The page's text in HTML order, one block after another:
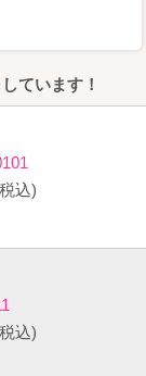
ています！
込)
込)